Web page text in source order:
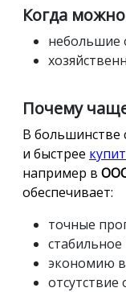
Когда
небольшие
Почему
В большинстве
и быстрее
например в
обеспечивает:
точные
стабильное
экономию